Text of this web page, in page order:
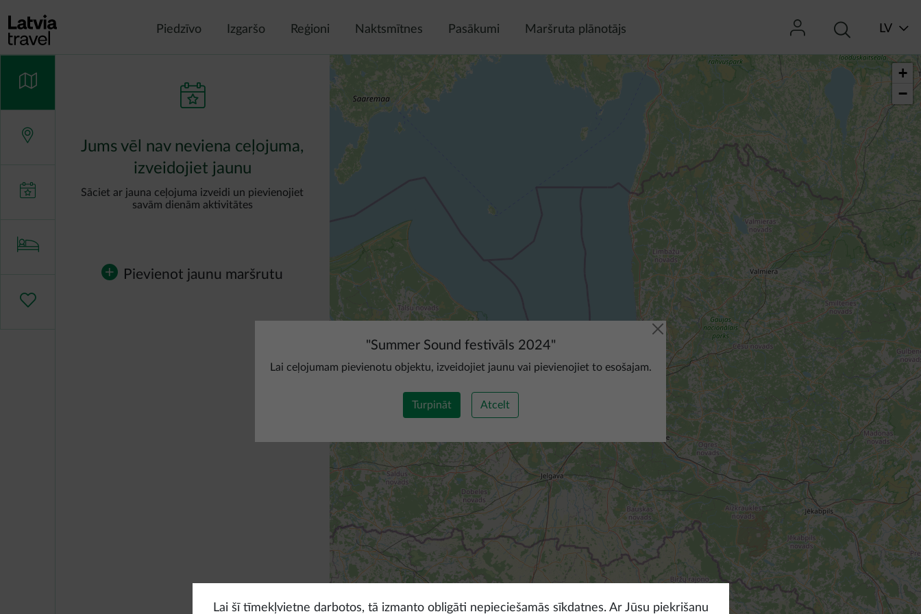
Piedzīvo Izgaršo Reģioni Naktsmītnes Pasākumi Maršruta plānotājs LV
Jums vēl nav neviena ceļojuma,
izveidojiet jaunu
Sāciet ar jauna ceļojuma izveidi un pievienojiet
savām dienām aktivitātes
Pievienot jaunu maršrutu
+
−
"Summer Sound festivāls 2024"
Lai ceļojumam pievienotu objektu, izveidojiet jaunu vai pievienojiet to esošajam.
Turpināt Atcelt
Lai šī tīmekļvietne darbotos, tā izmanto obligāti nepieciešamās sīkdatnes. Ar Jūsu piekrišanu